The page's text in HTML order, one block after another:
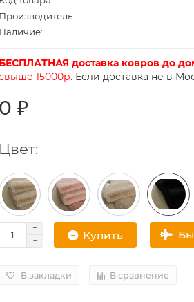
Производитель:
Наличие:
БЕСПЛАТНАЯ доставка ковров до
15000р. Если доставка не в
0 ₽
Цвет:
Купить
В закладки В сравнение